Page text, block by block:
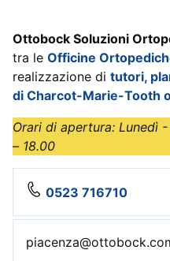
Ottobock Soluzioni
tra le Officine
realizzazione di tutori,
di Charcot-Marie-Tooth
Orari di apertura: Lunedì
– 18.00
0523 716710